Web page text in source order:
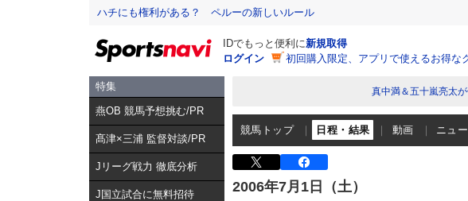
ハチにも権利がある？ ペルーの新しいルール
IDでもっと便利に新規取得
ログイン
初回購入限定、アプリで使えるお得な
特集
燕OB 競馬予想挑む/PR
髙津×三浦 監督対談/PR
Jリーグ戦力 徹底分析
J国立試合に無料招待
真中満＆五十嵐亮太
競馬トップ 日程・結果 動画 ニュ
2006年7月1日（土）